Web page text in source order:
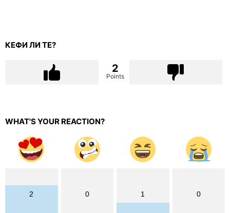
КЕФИ ЛИ ТЕ?
2
Points
WHAT'S YOUR REACTION?
2 0 1 0